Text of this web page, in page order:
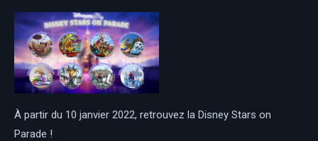
À partir du 10 janvier 2022, retrouvez la Disney Stars on
Parade !